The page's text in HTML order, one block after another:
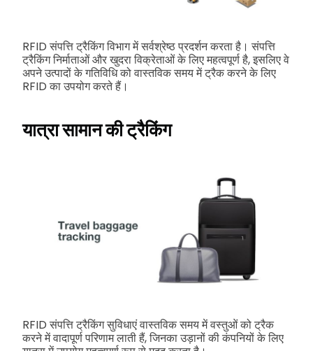
RFID संपत्ति ट्रैकिंग विभाग में सर्वश्रेष्ठ प्रदर्शन करता है। संपत्ति
ट्रैकिंग निर्माताओं और खुदरा विक्रेताओं के लिए महत्वपूर्ण है, इसलिए वे
अपने उत्पादों के गतिविधि को वास्तविक समय में ट्रैक करने के लिए
RFID का उपयोग करते हैं।
यात्रा सामान की ट्रैकिंग
RFID संपत्ति ट्रैकिंग सुविधाएं वास्तविक समय में वस्तुओं को ट्रैक
करने में वादापूर्ण परिणाम लाती हैं, जिनका उड़ानों की कंपनियों के लिए